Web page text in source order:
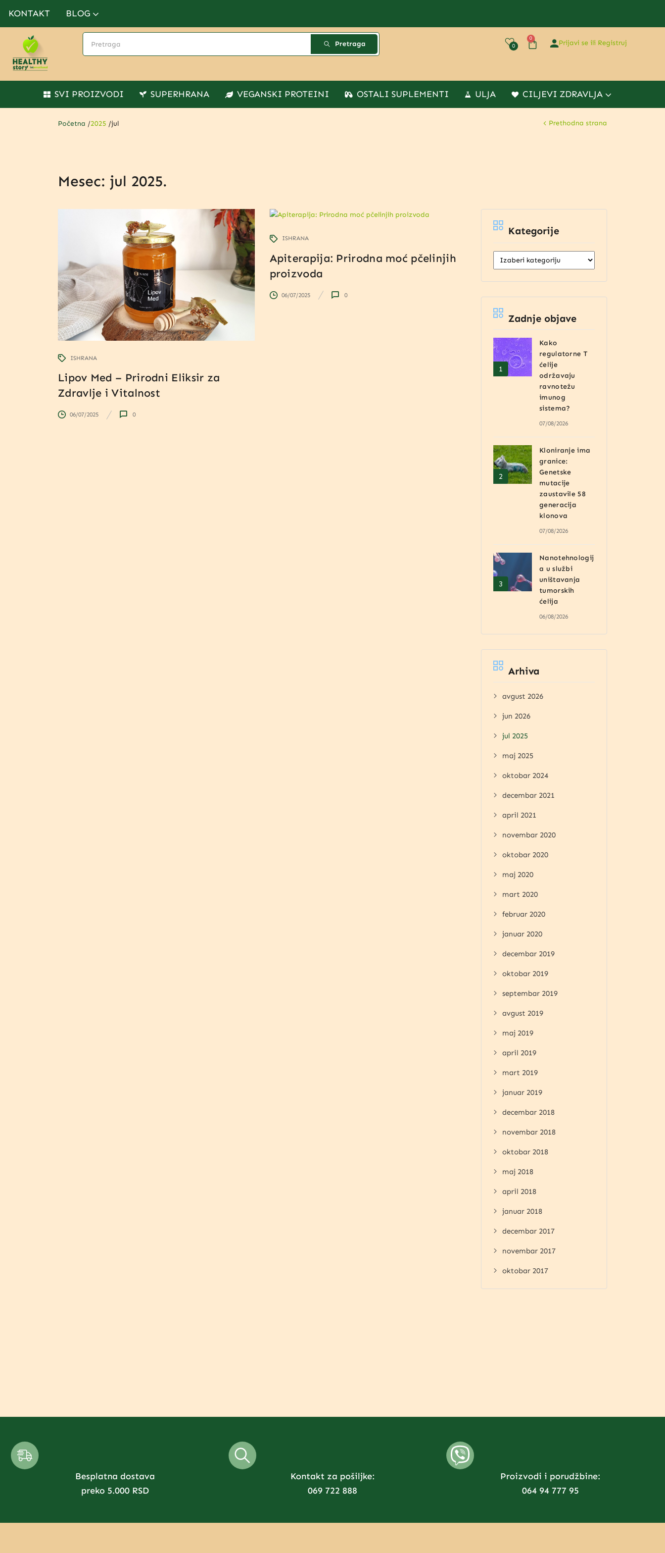
KONTAKT BLOG
Pretraga 0
0
Prijavi se ili Registruj
SVI PROIZVODI SUPERHRANA VEGANSKI PROTEINI OSTALI SUPLEMENTI ULJA CILJEVI ZDRAVLJA
Početna /2025 /jul Prethodna strana
Mesec: jul 2025.
Kategorije
Zadnje objave
Kako
regulatorne T
ćelije
održavaju
ravnotežu
imunog
sistema?
07/08/2026
Kloniranje ima
granice:
Genetske
mutacije
zaustavile 58
generacija
klonova
07/08/2026
Nanotehnologij
a u službi
uništavanja
tumorskih
ćelija
06/08/2026
Arhiva
avgust 2026
jun 2026
jul 2025
maj 2025
oktobar 2024
decembar 2021
april 2021
novembar 2020
oktobar 2020
maj 2020
mart 2020
februar 2020
januar 2020
decembar 2019
oktobar 2019
septembar 2019
avgust 2019
maj 2019
april 2019
mart 2019
januar 2019
decembar 2018
novembar 2018
oktobar 2018
maj 2018
april 2018
januar 2018
decembar 2017
novembar 2017
oktobar 2017
ISHRANA
Lipov Med – Prirodni Eliksir za
Zdravlje i Vitalnost
06/07/2025 0
ISHRANA
Apiterapija: Prirodna moć pčelinjih
proizvoda
06/07/2025 0
Besplatna dostava
preko 5.000 RSD
Kontakt za pošiljke:
069 722 888
Proizvodi i porudžbine:
064 94 777 95